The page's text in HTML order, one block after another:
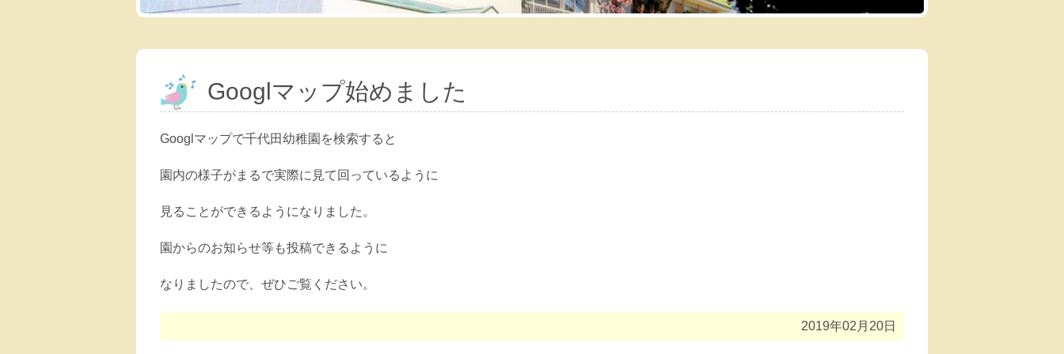
Googlマップ始めました
Googlマップで千代田幼稚園を検索すると
園内の様子がまるで実際に見て回っているように
見ることができるようになりました。
園からのお知らせ等も投稿できるように
なりましたので、ぜひご覧ください。
2019年02月20日